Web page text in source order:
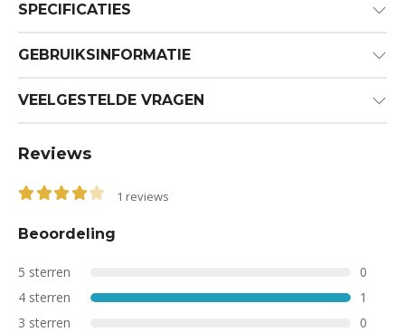
SPECIFICATIES
GEBRUIKSINFORMATIE
VEELGESTELDE VRAGEN
Reviews
1 reviews
Beoordeling
5 sterren
0
4 sterren
1
3 sterren
0